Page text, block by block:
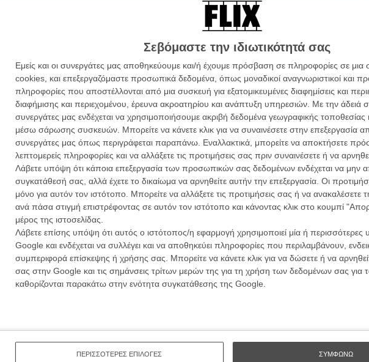
Σεβόμαστε την ιδιωτικότητά σας
Εμείς και οι συνεργάτες μας αποθηκεύουμε και/ή έχουμε πρόσβαση σε πληροφορίες σε
cookies, και επεξεργαζόμαστε προσωπικά δεδομένα, όπως μοναδικοί αναγνωριστικοί και
πληροφορίες που αποστέλλονται από μια συσκευή για εξατομικευμένες διαφημίσεις και
διαφήμισης και περιεχομένου, έρευνα ακροατηρίου και ανάπτυξη υπηρεσιών. Με την άδειά
συνεργάτες μας ενδέχεται να χρησιμοποιήσουμε ακριβή δεδομένα γεωγραφικής τοποθεσίας
μέσω σάρωσης συσκευών. Μπορείτε να κάνετε κλικ για να συναινέσετε στην επεξεργασία
συνεργάτες μας όπως περιγράφεται παραπάνω. Εναλλακτικά, μπορείτε να αποκτήσετε
λεπτομερείς πληροφορίες και να αλλάξετε τις προτιμήσεις σας πριν συναινέσετε ή να
Λάβετε υπόψη ότι κάποια επεξεργασία των προσωπικών σας δεδομένων ενδέχεται να μην
συγκατάθεσή σας, αλλά έχετε το δικαίωμα να αρνηθείτε αυτήν την επεξεργασία. Οι
μόνο για αυτόν τον ιστότοπο. Μπορείτε να αλλάξετε τις προτιμήσεις σας ή να ανακαλέσετε
ανά πάσα στιγμή επιστρέφοντας σε αυτόν τον ιστότοπο και κάνοντας κλικ στο κουμπί
μέρος της ιστοσελίδας.
Λάβετε επίσης υπόψη ότι αυτός ο ιστότοπος/η εφαρμογή χρησιμοποιεί μία ή περισσότερες
Google και ενδέχεται να συλλέγει και να αποθηκεύει πληροφορίες που περιλαμβάνουν,
συμπεριφορά επίσκεψης ή χρήσης σας. Μπορείτε να κάνετε κλικ για να δώσετε ή να
σας στην Google και τις σημάνσεις τρίτων μερών της για τη χρήση των δεδομένων σας
καθορίζονται παρακάτω στην ενότητα συγκατάθεσης της Google.
ΠΕΡΙΣΣΟΤΕΡΕΣ ΕΠΙΛΟΓΕΣ ΣΥΜΦΩΝΩ
ΤΑΙΝΙΕΣ
κριτικές ταινιών.
ΑΡΘΡΑ
O Χου Χσιάο-Χσιεν τα δίνει όλα για τη φόρμα – αλλά τι τέλεια
/ Λήδα Γαλανού
ομορφιάς: Τρέιλερ για το «The Assassin» του Χου Χσιάο-
/ Λήδα Γαλανού
Βιμ
Η
σε
Εγγράψου